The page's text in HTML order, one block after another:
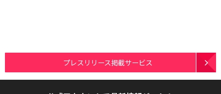
プレスリリース掲載サービス